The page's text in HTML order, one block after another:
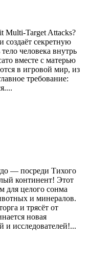
Multi-Target Attacks?
секретную
человека внутрь
вместе с матерью
в игровой мир, из
требование:
— посреди Тихого
континент! Этот
для целого сонма
и минералов.
и трясёт от
новая
и исследователей!...